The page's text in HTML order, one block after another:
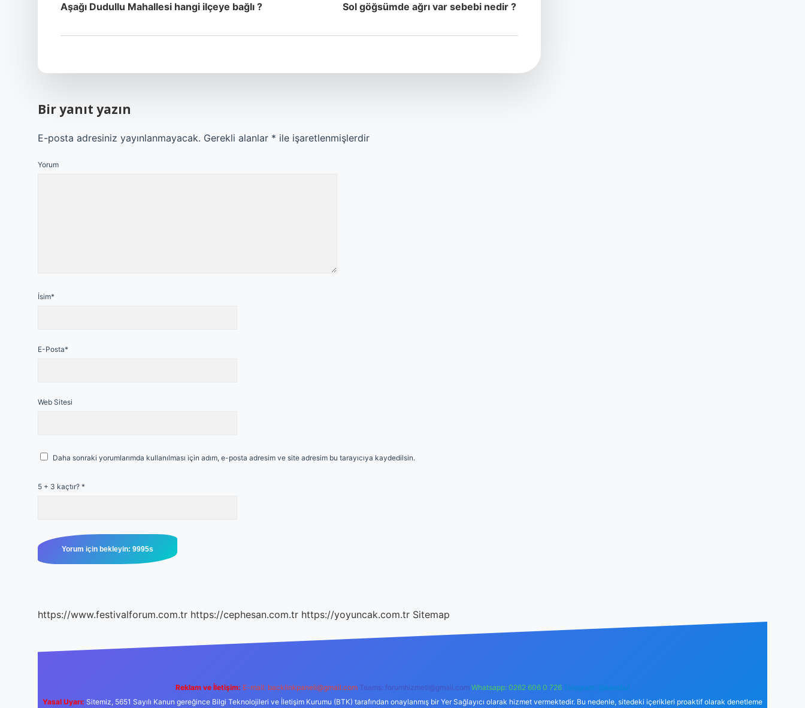
Aşağı Dudullu Mahallesi hangi ilçeye bağlı ? Sol göğsümde ağrı var sebebi nedir ?
Bir yanıt yazın
E-posta adresiniz yayınlanmayacak. Gerekli alanlar * ile işaretlenmişlerdir
Yorum
İsim*
E-Posta*
Web Sitesi
Daha sonraki yorumlarımda kullanılması için adım, e-posta adresim ve site adresim bu tarayıcıya kaydedilsin.
5 + 3 kaçtır? *
https://www.festivalforum.com.tr https://cephesan.com.tr https://yoyuncak.com.tr Sitemap
Reklam ve İletişim: E-mail: backlinkpaneli@gmail.com Teams: forumhizmeti@gmail.com Whatsapp: 0262 606 0 726 Telegram: @karabul
Yasal Uyarı: Sitemiz, 5651 Sayılı Kanun gereğince Bilgi Teknolojileri ve İletişim Kurumu (BTK) tarafından onaylanmış bir Yer Sağlayıcı olarak hizmet vermektedir. Bu nedenle, sitedeki içerikleri proaktif olarak denetleme